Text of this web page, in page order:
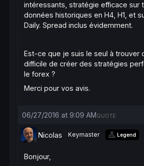
intéressants, stratégie efficace sur
données historiques en H4, H1, et
Daily. Spread inclus évidemment.
Est-ce que je suis le seul à trouver
difficile de créer des stratégies
le forex ?
Merci pour vos avis.
06/27/2016 at 9:09 AMQUOTE
Nicolas Keymaster Legend
Bonjour,